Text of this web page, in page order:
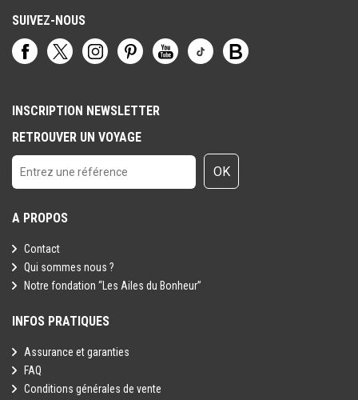
SUIVEZ-NOUS
INSCRIPTION NEWSLETTER
RETROUVER UN VOYAGE
OK
A PROPOS
Contact
Qui sommes nous ?
Notre fondation “Les Ailes du Bonheur”
INFOS PRATIQUES
Assurance et garanties
FAQ
Conditions générales de vente